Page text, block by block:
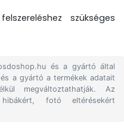
szükséges
és a gyártó által
a gyártó a termékek adatait
megváltoztathatják. Az
fotó eltérésekért